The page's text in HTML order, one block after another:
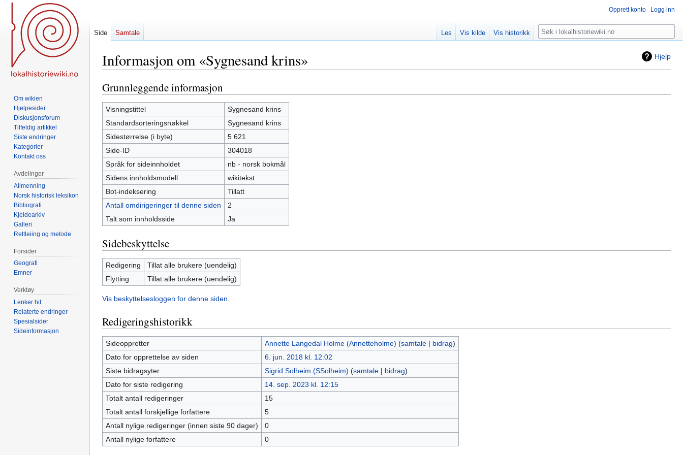
Hjelp
Informasjon om «Sygnesand krins»
Hopp
til
navigering
Hopp
til
søk
Grunnleggende informasjon
Visningstittel
Sygnesand krins
Standardsorteringsnøkkel
Sygnesand krins
Sidestørrelse (i byte)
5 621
Side-ID
304018
Språk for sideinnholdet
nb - norsk bokmål
Sidens innholdsmodell
wikitekst
Bot-indeksering
Tillatt
Antall omdirigeringer til denne siden
2
Talt som innholdsside
Ja
Sidebeskyttelse
Redigering
Tillat alle brukere (uendelig)
Flytting
Tillat alle brukere (uendelig)
Vis beskyttelsesloggen for denne siden.
Redigeringshistorikk
Sideoppretter Annette Langedal Holme (Annetteholme) (samtale| bidrag)
Dato for opprettelse av siden
6. jun. 2018 kl. 12:02
Siste bidragsyter
Sigrid Solheim (SSolheim) (samtale| bidrag)
Dato for siste redigering
14. sep. 2023 kl. 12:15
Totalt antall redigeringer
15
Totalt antall forskjellige forfattere
5
Antall nylige redigeringer (innen siste 90 dager)
0
Antall nylige forfattere
0
Opprett konto Logg inn
Side Samtale Les Vis kilde Vis historikk Søk
Om wikien
Hjelpesider
Diskusjonsforum
Tilfeldig artikkel
Siste endringer
Kategorier
Kontakt oss
Avdelinger
Allmenning
Norsk historisk leksikon
Bibliografi
Kjeldearkiv
Galleri
Rettleiing og metode
Forsider
Geografi
Emner
Verktøy
Lenker hit
Relaterte endringer
Spesialsider
Sideinformasjon